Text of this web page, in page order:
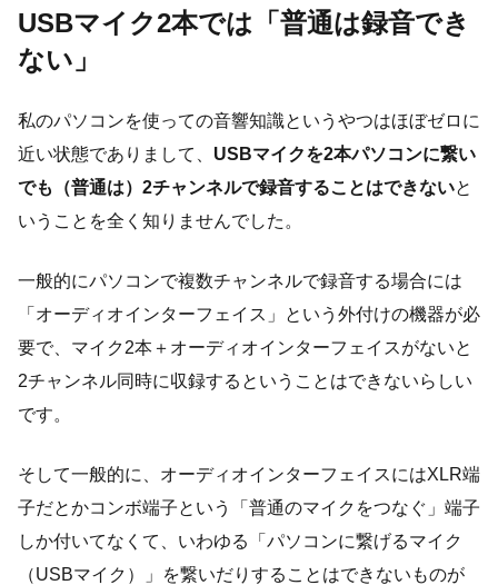
USBマイク2本では「普通は録音でき
ない」
私のパソコンを使っての音響知識というやつはほぼゼロに
近い状態でありまして、 USBマイクを2本パソコンに繋い
でも（普通は）2チャンネルで録音することはできないと
いうことを全く知りませんでした。
一般的にパソコンで複数チャンネルで録音する場合には
「オーディオインターフェイス」という外付けの機器が必
要で、マイク2本＋オーディオインターフェイスがないと
2チャンネル同時に収録するということはできないらしい
です。
そして一般的に、オーディオインターフェイスにはXLR端
子だとかコンボ端子という「普通のマイクをつなぐ」端子
しか付いてなくて、いわゆる「パソコンに繋げるマイク
（USBマイク）」を繋いだりすることはできないものが